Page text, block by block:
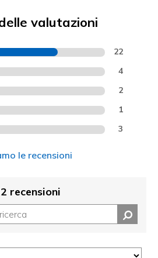
valutazioni
22
4
2
1
3
le recensioni
recensioni